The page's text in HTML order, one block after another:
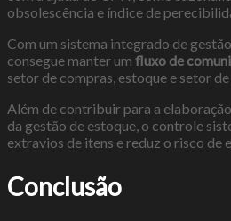
obsolescência e índice de
Com um sistema integrado de
consegue manter um fluxo de
setor de compras, estoque e setor de
Além de contribuir para a
da gestão de estoque, o controle
extravios de itens e reduz o risco de
Conclusão